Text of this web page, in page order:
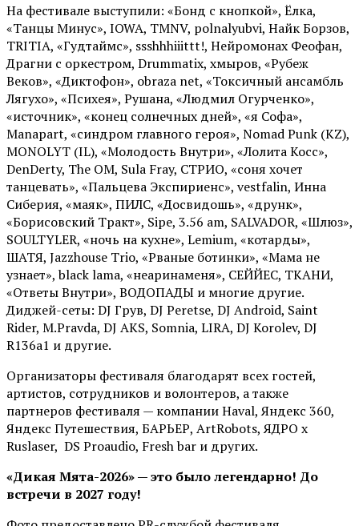
На фестивале выступили: «Бонд с кнопкой», Ёлка,
«Танцы Минус», IOWA, TMNV, polnalyubvi, Найк Борзов,
TRITIA, «Гудтаймс», ssshhhiiittt!, Нейромонах Феофан,
Драгни с оркестром, Drummatix, хмыров, «Рубеж
Веков», «Диктофон», obraza net, «Токсичный ансамбль
Лягухо», «Психея», Рушана, «Людмил Огурченко»,
«источник», «конец солнечных дней», «я Софа»,
Manapart, «синдром главного героя», Nomad Punk (KZ),
MONOLYT (IL), «Молодость Внутри», «Лолита Косс»,
DenDerty, The OM, Sula Fray, СТРИО, «соня хочет
танцевать», «Пальцева Экспириенс», vestfalin, Инна
Сиберия, «маяк», ПИЛС, «Досвидошь», «друнк»,
«Борисовский Тракт», Sipe, 3.56 am, SALVADOR, «Шлюз»,
SOULTYLER, «ночь на кухне», Lemium, «котарды»,
ШАТЯ, Jazzhouse Trio, «Рваные ботинки», «Мама не
узнает», black lama, «неаринаменя», СЕЙЙЕС, ТКАНИ,
«Ответы Внутри», ВОДОПАДЫ и многие другие.
Диджей-сеты: DJ Грув, DJ Peretse, DJ Android, Saint
Rider, М.Pravda, DJ AKS, Somnia, LIRA, DJ Korolev, DJ
R136a1 и другие.
Организаторы фестиваля благодарят всех гостей,
артистов, сотрудников и волонтеров, а также
партнеров фестиваля — компании Haval, Яндекс 360,
Яндекс Путешествия, БАРЬЕР, ArtRobots, ЯДРО х
Ruslaser, DS Proaudio, Fresh bar и других.
«Дикая Мята-2026» — это было легендарно! До
встречи в 2027 году!